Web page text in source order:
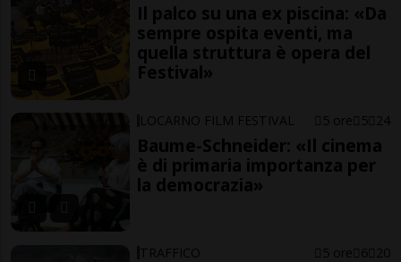
Il palco su una ex piscina: «Da
sempre ospita eventi, ma
quella struttura è opera del
Festival»
LOCARNO FILM FESTIVAL 5 ore 5 24
Baume-Schneider: «Il cinema
è di primaria importanza per
la democrazia»
TRAFFICO 5 ore 6 20